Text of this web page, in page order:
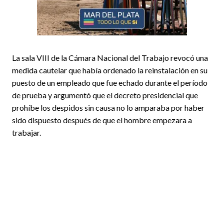
La sala VIII de la Cámara Nacional del Trabajo revocó una
medida cautelar que había ordenado la reinstalación en su
puesto de un empleado que fue echado durante el período
de prueba y argumentó que el decreto presidencial que
prohíbe los despidos sin causa no lo amparaba por haber
sido dispuesto después de que el hombre empezara a
trabajar.